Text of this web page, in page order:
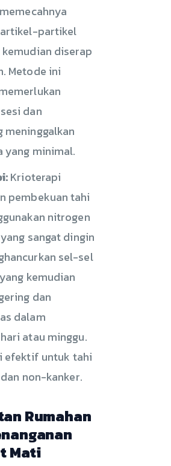
partikel
diserap
Metode ini
dan
meninggalkan
yang minimal.
Krioterapi
pembekuan tahi
nitrogen
sangat dingin
sel-sel
kemudian
dan
dalam
atau minggu.
efektif untuk tahi
non-kanker.
Rumahan
Mati